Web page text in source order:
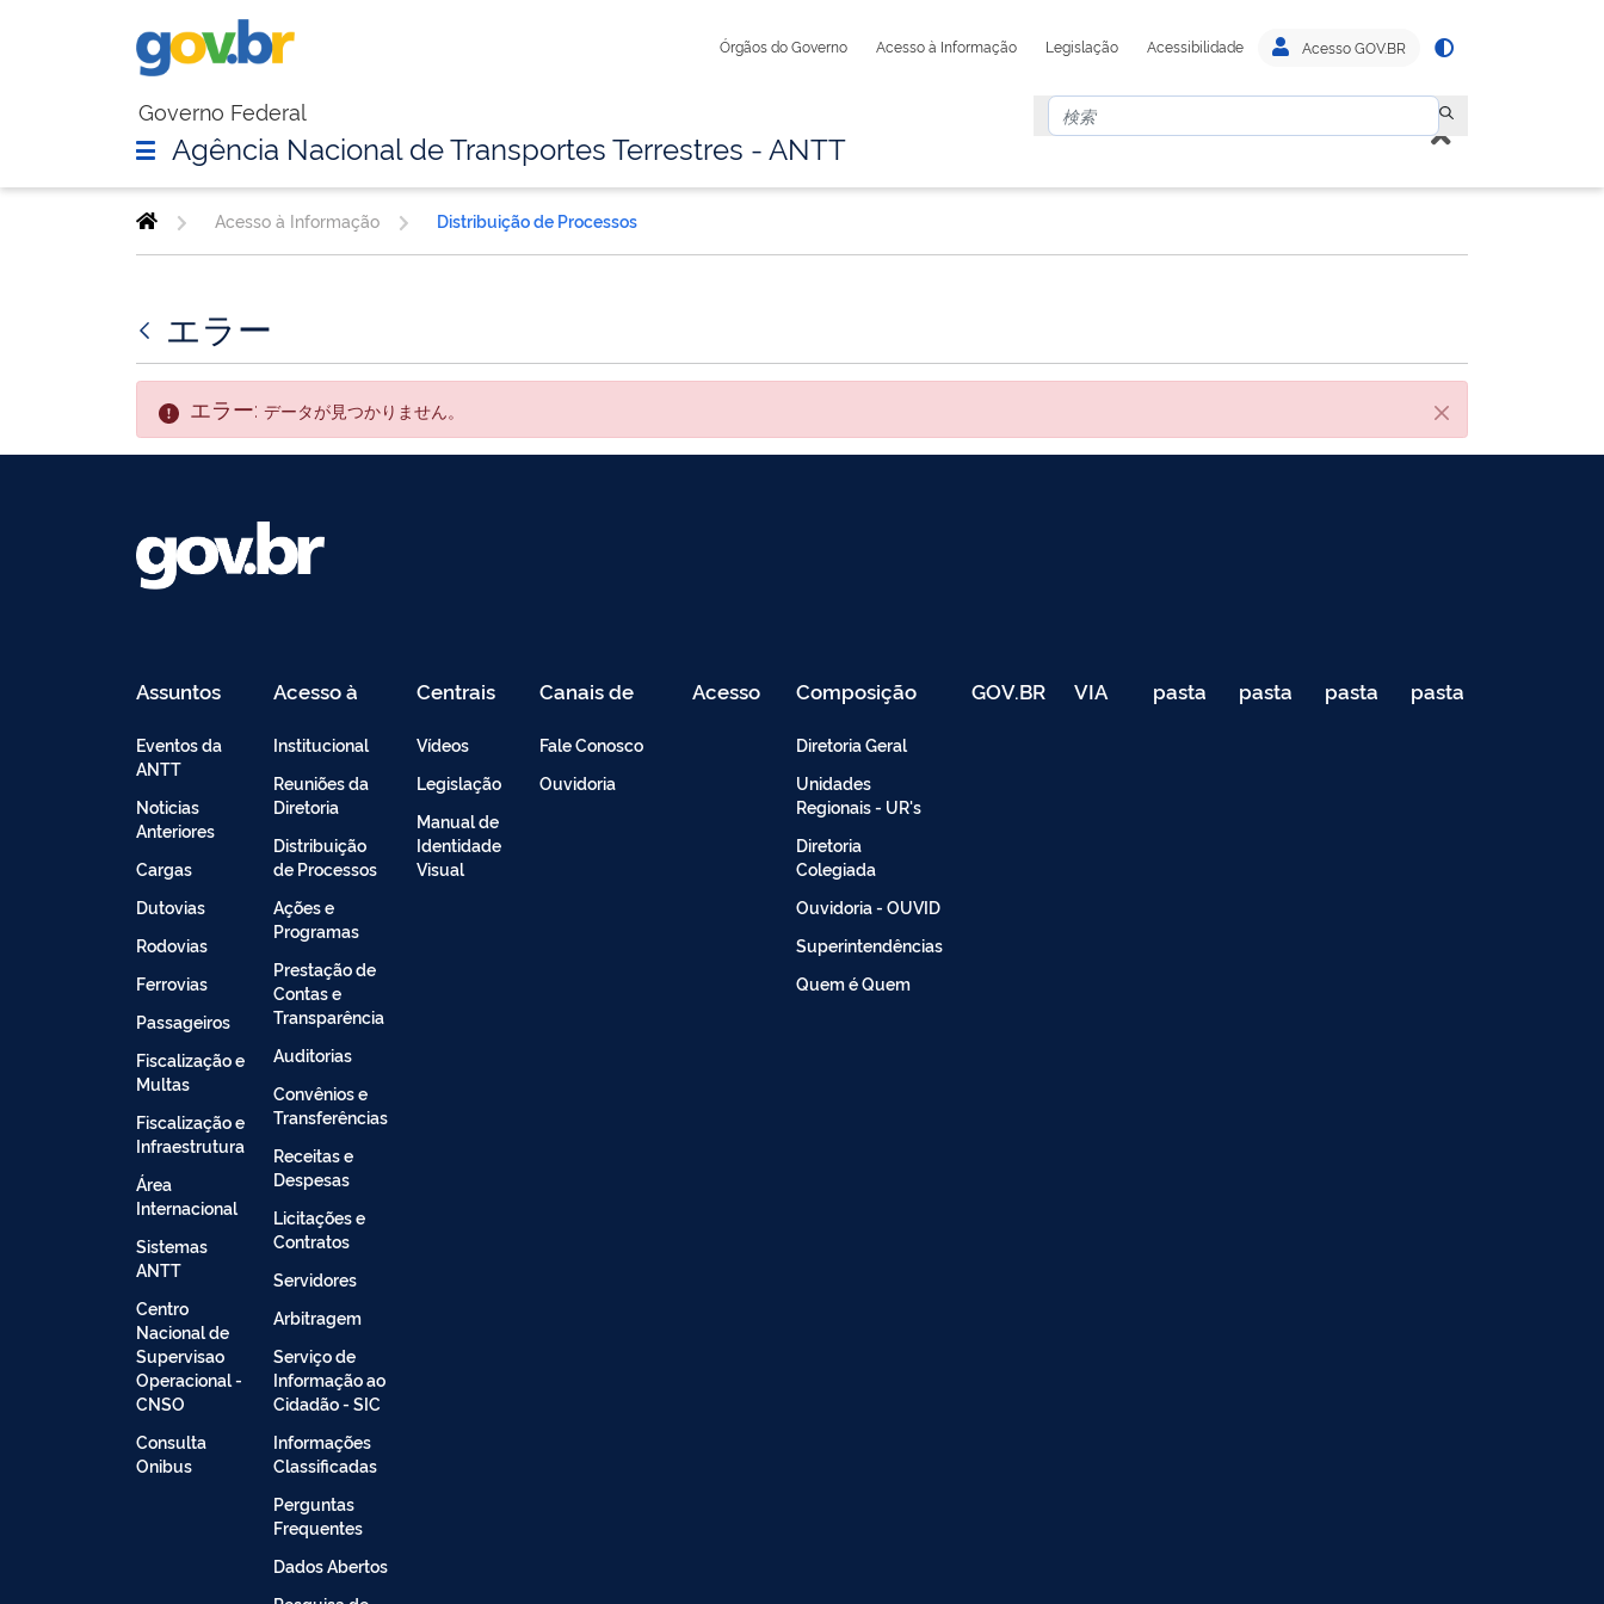
Órgãos do Governo Acesso à Informação Legislação Acessibilidade Acesso GOV.BR
Governo Federal
Agência Nacional de Transportes Terrestres - ANTT
Acesso à Informação Distribuição de Processos
エラー
閉じる
エラー: データが見つかりません。
Assuntos
Eventos da
ANTT
Noticias
Anteriores
Cargas
Dutovias
Rodovias
Ferrovias
Passageiros
Fiscalização e
Multas
Fiscalização e
Infraestrutura
Área
Internacional
Sistemas
ANTT
Centro
Nacional de
Supervisao
Operacional -
CNSO
Consulta
Onibus
Acesso à
Institucional
Reuniões da
Diretoria
Distribuição
de Processos
Ações e
Programas
Prestação de
Contas e
Transparência
Auditorias
Convênios e
Transferências
Receitas e
Despesas
Licitações e
Contratos
Servidores
Arbitragem
Serviço de
Informação ao
Cidadão - SIC
Informações
Classificadas
Perguntas
Frequentes
Dados Abertos
Centrais
Vídeos
Legislação
Manual de
Identidade
Visual
Canais de
Fale Conosco
Ouvidoria
Acesso Composição
Diretoria Geral
Unidades
Regionais - UR's
Diretoria
Colegiada
Ouvidoria - OUVID
Superintendências
Quem é Quem
GOV.BR VIA pasta
de
pasta
de
pasta
de
pasta
de